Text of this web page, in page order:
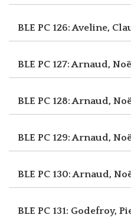
BLE PC 126: Aveline,
BLE PC 127: Arnaud,
BLE PC 128: Arnaud,
BLE PC 129: Arnaud,
BLE PC 130: Arnaud,
BLE PC 131: Godefroy,